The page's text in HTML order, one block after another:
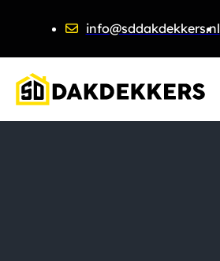
info@sddakdekkers.nl